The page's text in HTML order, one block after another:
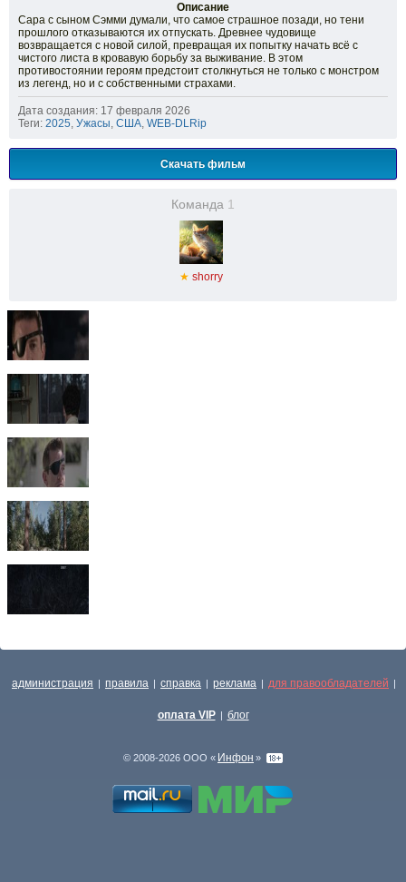
Описание
Сара с сыном Сэмми думали, что самое страшное позади, но тени
прошлого отказываются их отпускать. Древнее чудовище
возвращается с новой силой, превращая их попытку начать всё с
чистого листа в кровавую борьбу за выживание. В этом
противостоянии героям предстоит столкнуться не только с монстром
из легенд, но и с собственными страхами.
Дата создания: 17 февраля 2026
Теги: 2025, Ужасы, США, WEB-DLRip
Скачать фильм
Команда 1
★ shorry
администрация | правила | справка | реклама | для правообладателей |
оплата VIP | блог
© 2008-2026 ООО « Инфон »